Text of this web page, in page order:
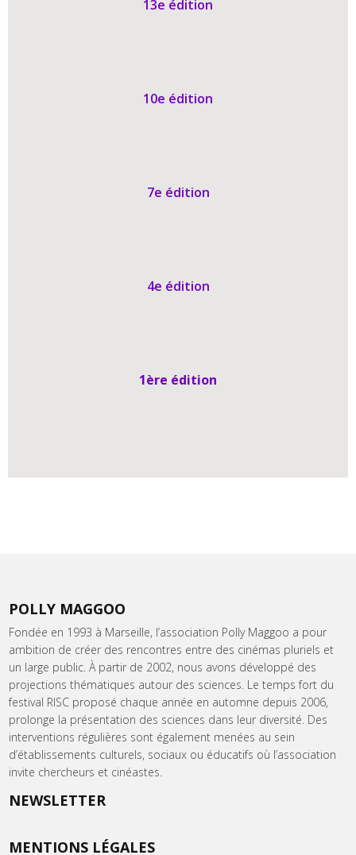
13e édition
10e édition
7e édition
4e édition
1ère édition
POLLY MAGGOO
Fondée en 1993 à Marseille, l’association Polly Maggoo a pour
ambition de créer des rencontres entre des cinémas pluriels et
un large public. À partir de 2002, nous avons développé des
projections thématiques autour des sciences. Le temps fort du
festival RISC proposé chaque année en automne depuis 2006,
prolonge la présentation des sciences dans leur diversité. Des
interventions régulières sont également menées au sein
d’établissements culturels, sociaux ou éducatifs où l’association
invite chercheurs et cinéastes.
NEWSLETTER
MENTIONS LÉGALES